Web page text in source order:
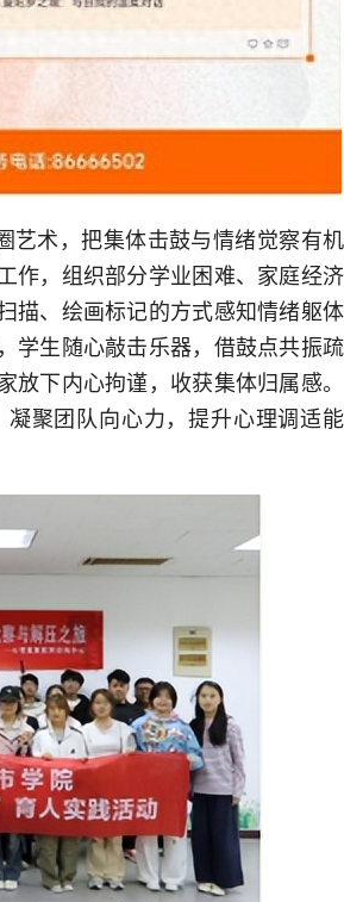
艺术，把集体击鼓与情绪觉察有机
作，组织部分学业困难、家庭经济
描、绘画标记的方式感知情绪躯体
学生随心敲击乐器，借鼓点共振疏
下内心拘谨，收获集体归属感。
聚团队向心力，提升心理调适能